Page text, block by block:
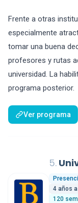
Frente a otras
especialmente
tomar una buena
profesores y rutas
universidad. La
programa posterior.
Ver programa
5.
4 años
120